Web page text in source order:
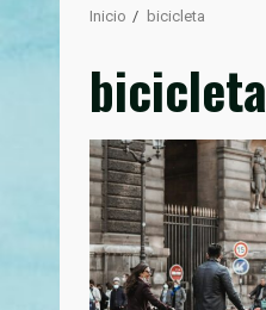
Inicio bicicleta
bicicleta